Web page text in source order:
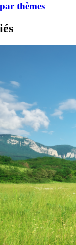
thèmes